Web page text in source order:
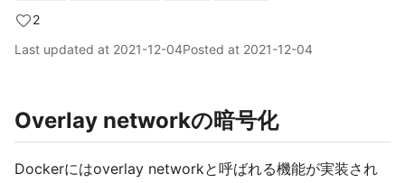
2
Last updated at 2021-12-04Posted at 2021-12-04
Overlay networkの暗号化
Dockerにはoverlay networkと呼ばれる機能が実装され